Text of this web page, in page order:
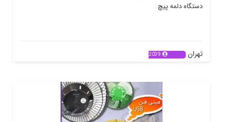
دستگاه دلمه پیچ
تهران 2039